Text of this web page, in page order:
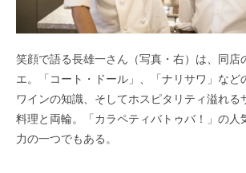
笑顔で語る長雄一さん（写真・右）は、同店
エ。
「コート・ドール」、「ナリサワ」など
ワインの知識、そしてホスピタリティ溢れる
料理と両輪。
「カラペティバトゥバ！」の
力の一つでもある。